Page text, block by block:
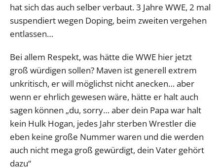
hat sich das auch selber verbaut. 3 Jahre WWE, 2 mal
suspendiert wegen Doping, beim zweiten vergehen
entlassen…
Bei allem Respekt, was hätte die WWE hier jetzt
groß würdigen sollen? Maven ist generell extrem
unkritisch, er will möglichst nicht anecken… aber
wenn er ehrlich gewesen wäre, hätte er halt auch
sagen können „du, sorry… aber dein Papa war halt
kein Hulk Hogan, jedes Jahr sterben Wrestler die
eben keine große Nummer waren und die werden
auch nicht mega groß gewürdigt, dein Vater gehört
dazu“